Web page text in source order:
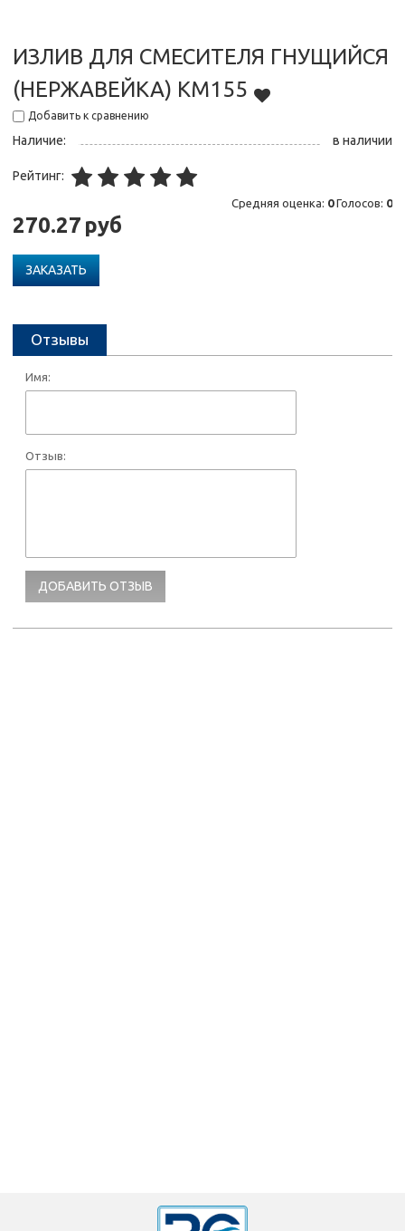
ИЗЛИВ ДЛЯ СМЕСИТЕЛЯ ГНУЩИЙСЯ
(НЕРЖАВЕЙКА) КМ155
Добавить к сравнению
Наличие: в наличии
Рейтинг:
Средняя оценка: 0Голосов: 0
270.27 руб
ЗАКАЗАТЬ
Отзывы
Имя:
Отзыв: